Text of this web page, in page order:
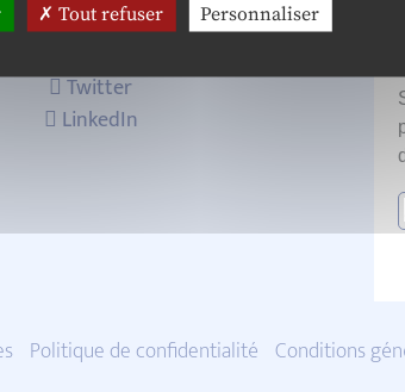
Twitter
LinkedIn
Politique de confidentialité Conditions
Tout refuser Personnaliser